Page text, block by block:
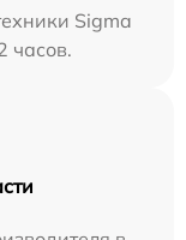
Sigma
часов.